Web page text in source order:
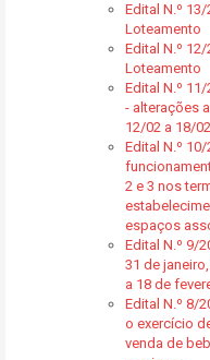
Edital N.º
Loteamento
Edital N.º
Loteamento
Edital N.º
- alterações
12/02 a 18/
Edital N.º
2 e 3 nos
espaços
Edital N.º 9/
31 de
a 18 de
Edital N.º 8/
o exercício
venda de